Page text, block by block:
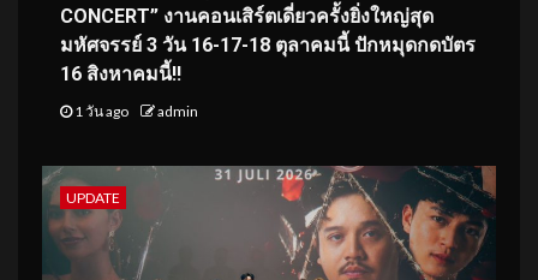
CONCERT” งานคอนเสิร์ตเดี่ยวครั้งยิ่งใหญ่สุด
มหัศจรรย์ 3 วัน 16-17-18 ตุลาคมนี้ ปักหมุดกดบัตร
16 สิงหาคมนี้!!
1 วัน ago admin
UPDATE